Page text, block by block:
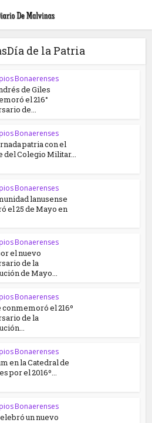
de la Patria
Bonaerenses
de Giles
el 216°
de...
Bonaerenses
patria con el
del Colegio Militar...
Bonaerenses
lanusense
el 25 de Mayo en
Bonaerenses
el nuevo
de la
de Mayo...
Bonaerenses
conmemoró el 216º
de la
Bonaerenses
en la Catedral de
por el 2016º...
Bonaerenses
un nuevo